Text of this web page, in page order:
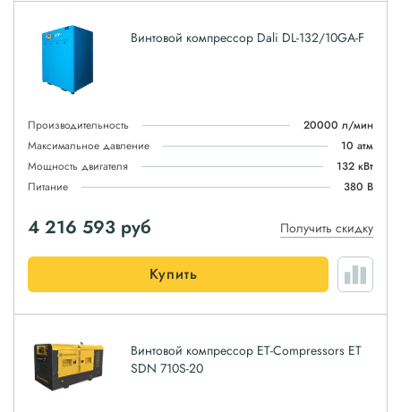
Винтовой компрессор Dali DL-132/10GA-F
Производительность
20000 л/мин
Максимальное давление
10 атм
Мощность двигателя
132 кВт
Питание
380 В
4 216 593 руб Получить скидку
Купить
Винтовой компрессор ET-Compressors ET
SDN 710S-20